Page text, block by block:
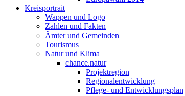
Kreisportrait
Wappen und Logo
Zahlen und Fakten
Ämter und Gemeinden
Tourismus
Natur und Klima
chance.natur
Projektregion
Regionalentwicklung
Pflege- und Entwicklungsplan